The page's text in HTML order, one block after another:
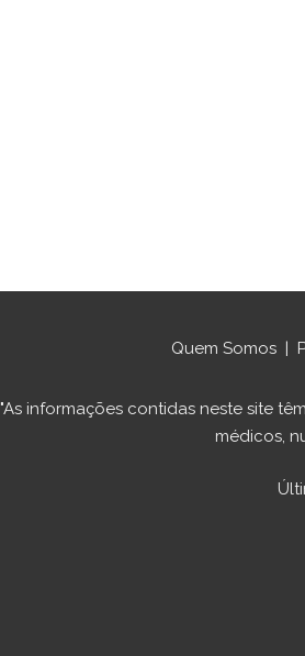
Quem Somos|
"As informações contidas neste site
médicos,